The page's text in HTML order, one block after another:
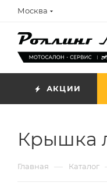
Москва
АКЦИИ
Крышка
Главная — Каталог